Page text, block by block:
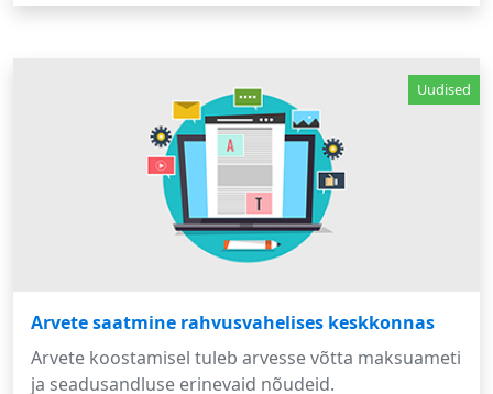
Arvete saatmine rahvusvahelises keskkonnas
Uudised
Arvete koostamisel tuleb arvesse võtta maksuameti
ja seadusandluse erinevaid nõudeid.